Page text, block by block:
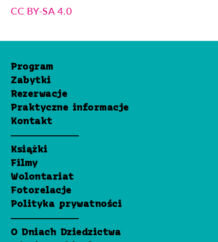
CC BY-SA 4.0
Program
Zabytki
Rezerwacje
Praktyczne informacje
Kontakt
Książki
Filmy
Wolontariat
Fotorelacje
Polityka prywatności
O Dniach Dziedzictwa